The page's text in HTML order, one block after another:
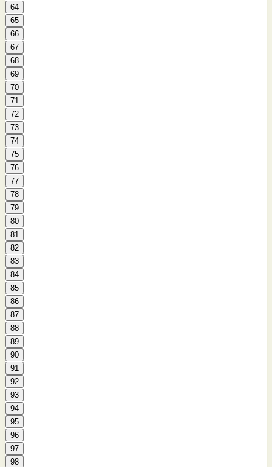
64
65
66
67
68
69
70
71
72
73
74
75
76
77
78
79
80
81
82
83
84
85
86
87
88
89
90
91
92
93
94
95
96
97
98